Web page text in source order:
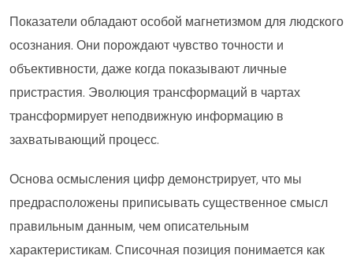
Показатели обладают особой магнетизмом для людского
осознания. Они порождают чувство точности и
объективности, даже когда показывают личные
пристрастия. Эволюция трансформаций в чартах
трансформирует неподвижную информацию в
захватывающий процесс.
Основа осмысления цифр демонстрирует, что мы
предрасположены приписывать существенное смысл
правильным данным, чем описательным
характеристикам. Списочная позиция понимается как